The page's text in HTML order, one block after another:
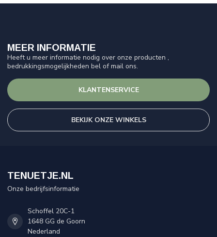
MEER INFORMATIE
Heeft u meer informatie nodig over onze producten ,
bedrukkingsmogelijkheden bel of mail ons.
KLANTENSERVICE
BEKIJK ONZE WINKELS
TENUETJE.NL
Onze bedrijfsinformatie
Schoffel 20C-1
1648 GG de Goorn
Nederland